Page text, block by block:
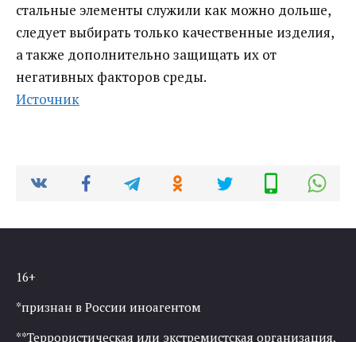
стальные элементы служили как можно дольше,
следует выбирать только качественные изделия,
а также дополнительно защищать их от
негативных факторов среды.
Источник
16+
*признан в России иноагентом
**Террористическая или экстремистская организация,